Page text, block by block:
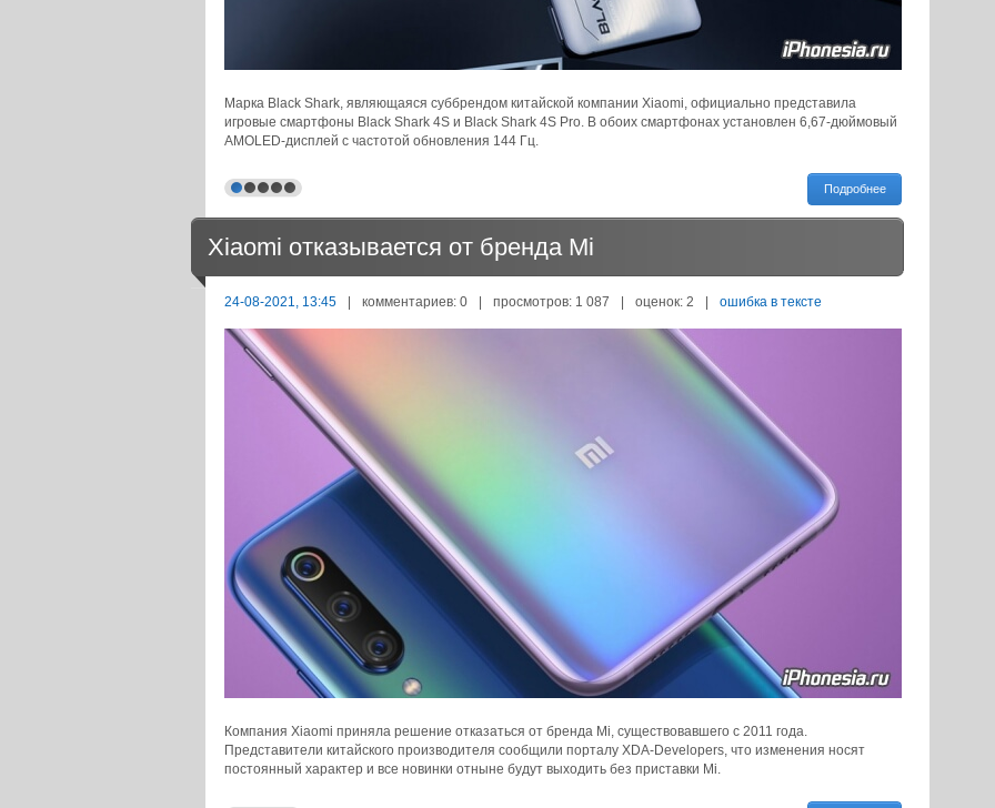
Марка Black Shark, являющаяся суббрендом китайской компании Xiaomi, официально представила
игровые смартфоны Black Shark 4S и Black Shark 4S Pro. В обоих смартфонах установлен 6,67-дюймовый
AMOLED-дисплей с частотой обновления 144 Гц.
Подробнее
Xiaomi отказывается от бренда Mi
24-08-2021, 13:45 | комментариев: 0 | просмотров: 1 087 | оценок: 2 | ошибка в тексте
Компания Xiaomi приняла решение отказаться от бренда Mi, существовавшего с 2011 года.
Представители китайского производителя сообщили порталу XDA-Developers, что изменения носят
постоянный характер и все новинки отныне будут выходить без приставки Mi.